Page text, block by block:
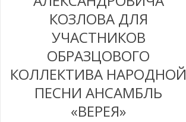
КОЗЛОВА ДЛЯ
УЧАСТНИКОВ
ОБРАЗЦОВОГО
КОЛЛЕКТИВА НАРОДНОЙ
ПЕСНИ АНСАМБЛЬ
«ВЕРЕЯ»